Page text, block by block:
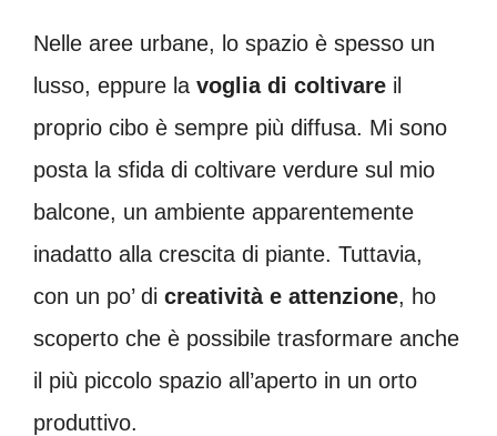
Nelle aree urbane, lo spazio è spesso un
lusso, eppure la voglia di coltivare il
proprio cibo è sempre più diffusa. Mi sono
posta la sfida di coltivare verdure sul mio
balcone, un ambiente apparentemente
inadatto alla crescita di piante. Tuttavia,
con un po’ di creatività e attenzione, ho
scoperto che è possibile trasformare anche
il più piccolo spazio all’aperto in un orto
produttivo.